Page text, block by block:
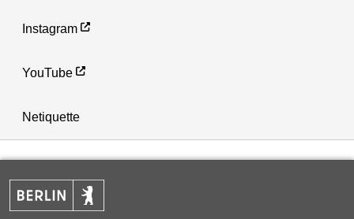
Instagram
YouTube
Netiquette